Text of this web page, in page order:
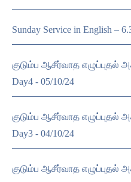
Sunday Service in English –
குடும்ப ஆசீர்வாத எழுப்புதல்
Day4 - 05/10/24
குடும்ப ஆசீர்வாத எழுப்புதல்
Day3 - 04/10/24
குடும்ப ஆசீர்வாத எழுப்புதல்